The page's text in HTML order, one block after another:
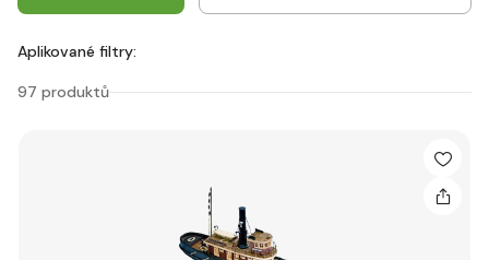
Aplikované filtry:
97 produktů